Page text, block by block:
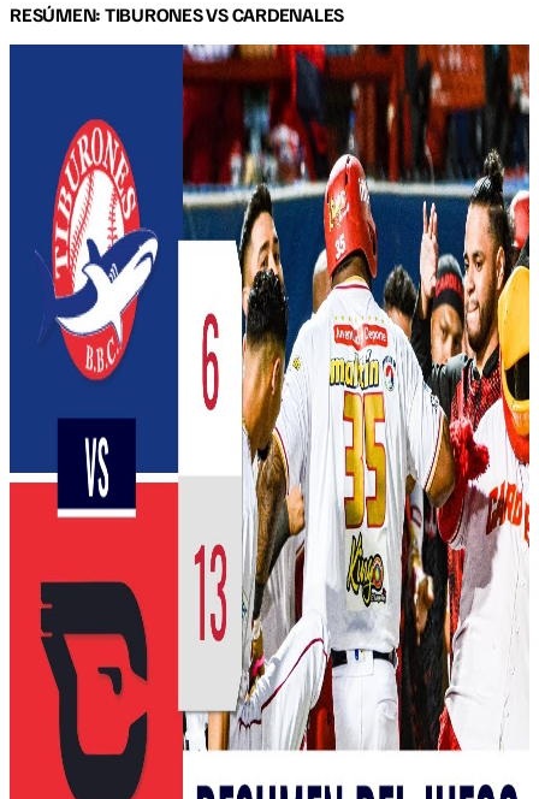
RESÚMEN: TIBURONES VS CARDENALES